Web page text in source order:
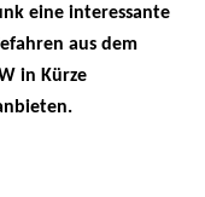
eine interessante
aus dem
in Kürze